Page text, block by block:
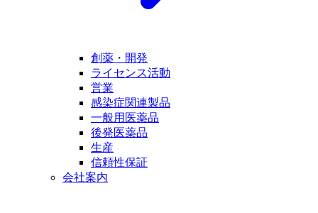
創薬・開発
ライセンス活動
営業
感染症関連製品
一般用医薬品
後発医薬品
生産
信頼性保証
会社案内